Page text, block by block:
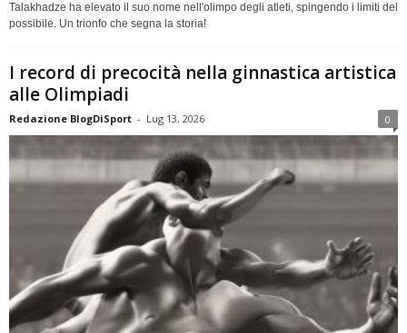
Talakhadze ha elevato il suo nome nell'olimpo degli atleti, spingendo i limiti del
possibile. Un trionfo che segna la storia!
I record di precocità nella ginnastica artistica
alle Olimpiadi
Redazione BlogDiSport - Lug 13, 2026 0